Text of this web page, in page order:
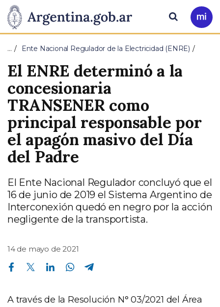
Presidencia
de
la
Nación
Pasar al contenido principal
Ir
a
Buscar
… Ente Nacional Regulador de la Electricidad (ENRE)
El ENRE determinó a la
concesionaria
TRANSENER como
principal responsable por
el apagón masivo del Día
del Padre
El Ente Nacional Regulador concluyó que el
16 de junio de 2019 el Sistema Argentino de
Interconexión quedó en negro por la acción
negligente de la transportista.
14 de mayo de 2021
Compartir en Facebook Compartir en Twitter Compartir en Linkedin Compartir en Whatsapp
A través de la Resolución N° 03/2021 del Área